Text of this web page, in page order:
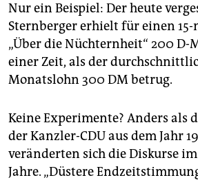
Nur ein Beispiel: Der heute
Sternberger erhielt für einen
„Über die Nüchternheit“ 200 D-
einer Zeit, als der
Monatslohn 300 DM betrug.
Keine Experimente? Anders als
der Kanzler-CDU aus dem Jahr
veränderten sich die Diskurse
Jahre. „Düstere